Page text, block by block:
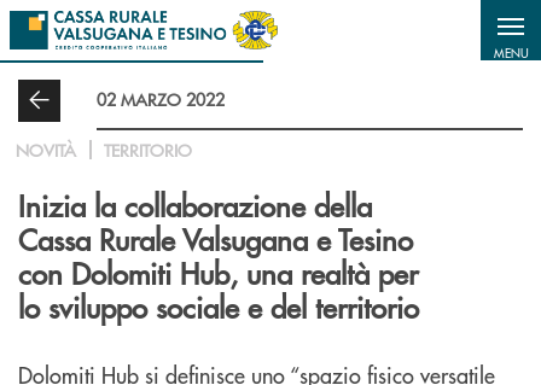
Salta al contenuto principale
MENU
02 MARZO 2022
NOVITÀ TERRITORIO
Inizia la collaborazione della
Cassa Rurale Valsugana e Tesino
con Dolomiti Hub, una realtà per
lo sviluppo sociale e del territorio
Dolomiti Hub si definisce uno “spazio fisico versatile